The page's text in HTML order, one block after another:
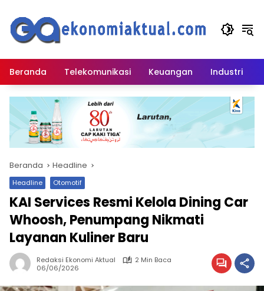
konten
Beranda Telekomunikasi Keuangan Industri
Beranda Headline
Headline Otomotif
KAI Services Resmi Kelola Dining Car
Whoosh, Penumpang Nikmati
Layanan Kuliner Baru
Redaksi Ekonomi Aktual
2 Min Baca
06/06/2026